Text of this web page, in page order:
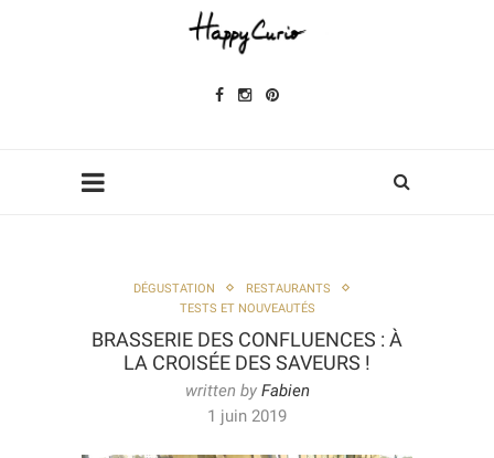
DÉGUSTATION
RESTAURANTS
TESTS ET NOUVEAUTÉS
BRASSERIE DES CONFLUENCES : À
LA CROISÉE DES SAVEURS !
written by Fabien
1 juin 2019